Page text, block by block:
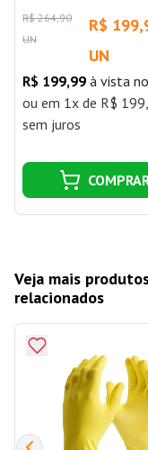
R$ 264,90
UN
R$
UN
R$ 199,99 à vista no
ou em 1x de R$
sem juros
Veja mais
relacionados